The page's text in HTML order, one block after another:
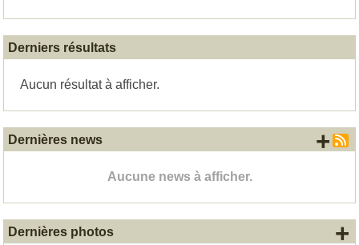
Derniers résultats
Aucun résultat à afficher.
Dernières news
Aucune news à afficher.
+
Dernières photos +